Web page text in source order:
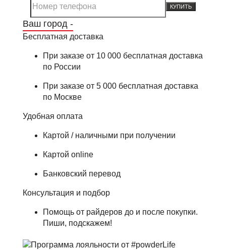
КУПИТЬ
Ваш город -
Бесплатная доставка
При заказе от 10 000 бесплатная доставка
по России
При заказе от 5 000 бесплатная доставка
по Москве
Удобная оплата
Картой / наличными при получении
Картой online
Банковский перевод
Консультация и подбор
Помощь от райдеров до и после покупки.
Пиши, подскажем!